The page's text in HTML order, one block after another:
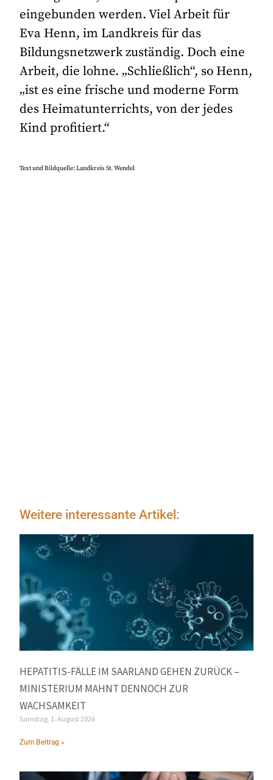
eingebunden werden. Viel Arbeit für
Eva Henn, im Landkreis für das
Bildungsnetzwerk zuständig. Doch eine
Arbeit, die lohne. „Schließlich“, so Henn,
„ist es eine frische und moderne Form
des Heimatunterrichts, von der jedes
Kind profitiert.“
Text und Bildquelle: Landkreis St. Wendel
Weitere interessante Artikel:
HEPATITIS-FÄLLE IM SAARLAND GEHEN ZURÜCK –
MINISTERIUM MAHNT DENNOCH ZUR
WACHSAMKEIT
Samstag, 1. August 2026
Zum Beitrag »